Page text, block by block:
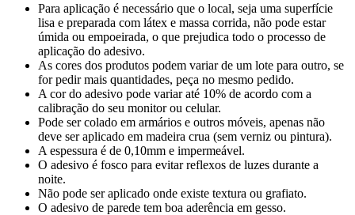
Para aplicação é necessário que o local, seja uma superfície
lisa e preparada com látex e massa corrida, não pode estar
úmida ou empoeirada, o que prejudica todo o processo de
aplicação do adesivo.
As cores dos produtos podem variar de um lote para outro, se
for pedir mais quantidades, peça no mesmo pedido.
A cor do adesivo pode variar até 10% de acordo com a
calibração do seu monitor ou celular.
Pode ser colado em armários e outros móveis, apenas não
deve ser aplicado em madeira crua (sem verniz ou pintura).
A espessura é de 0,10mm e impermeável.
O adesivo é fosco para evitar reflexos de luzes durante a
noite.
Não pode ser aplicado onde existe textura ou grafiato.
O adesivo de parede tem boa aderência em gesso.